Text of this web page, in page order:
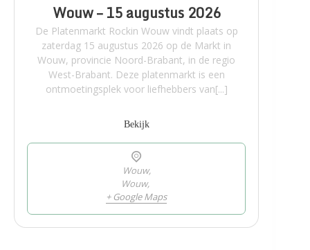
Wouw – 15 augustus 2026
De Platenmarkt Rockin Wouw vindt plaats op
zaterdag 15 augustus 2026 op de Markt in
Wouw, provincie Noord-Brabant, in de regio
West-Brabant. Deze platenmarkt is een
ontmoetingsplek voor liefhebbers van[...]
Bekijk
Wouw,
Wouw,
+ Google Maps